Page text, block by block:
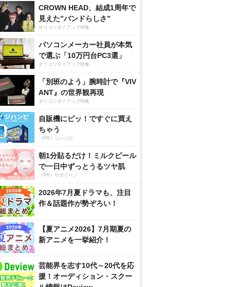
CROWN HEAD、結成1周年で
見えた”バンドらしさ”
オリコンタイアップ特集
パソコンメーカー社員が本気
で選ぶ「10万円台PC3選」
オリコンタイアップ特集
「別班のよう」腕時計で『VIV
ANT』の世界観再現
オリコンタイアップ特集
自販機にピッ！ですぐに買え
ちゃう
（PR）ジハンピ
朝1分貼るだけ！ミルクピール
で一日中ずっとうるツヤ肌
（PR）サボリーノ
2026年7月夏ドラマも、注目
作＆話題作が勢ぞろい！
【夏アニメ2026】7月期夏の
新アニメを一挙紹介！
芸能界を志す10代～20代を応
援！オーディション・スクー